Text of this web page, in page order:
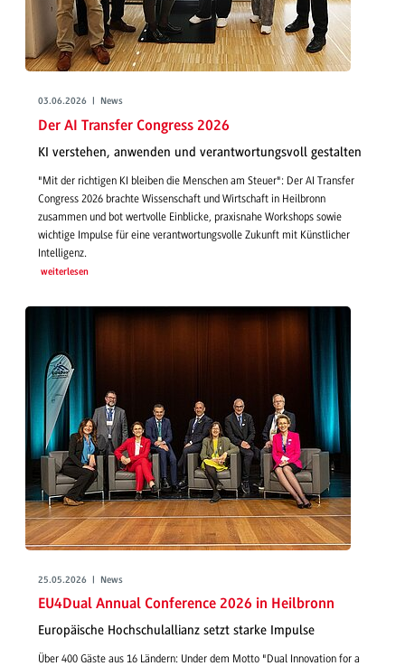
03.06.2026 | News
Der AI Transfer Congress 2026
KI verstehen, anwenden und verantwortungsvoll gestalten
"Mit der richtigen KI bleiben die Menschen am Steuer": Der AI Transfer
Congress 2026 brachte Wissenschaft und Wirtschaft in Heilbronn
zusammen und bot wertvolle Einblicke, praxisnahe Workshops sowie
wichtige Impulse für eine verantwortungsvolle Zukunft mit Künstlicher
Intelligenz.
weiterlesen
25.05.2026 | News
EU4Dual Annual Conference 2026 in Heilbronn
Europäische Hochschulallianz setzt starke Impulse
Über 400 Gäste aus 16 Ländern: Under dem Motto "Dual Innovation for a